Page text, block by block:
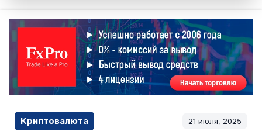
Криптовалюта 21 июля, 2025